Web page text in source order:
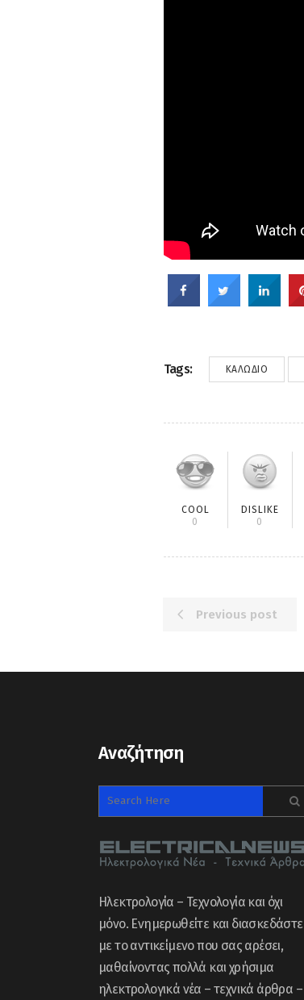
Tags: ΚΑΛΏΔΙΟ
COOL
0
DISLIKE
0
Previous post
Αναζήτηση
Ηλεκτρολογία – Τεχνολογία και όχι
μόνο. Ενημερωθείτε και διασκεδάστε
με το αντικείμενο που σας αρέσει,
μαθαίνοντας πολλά και χρήσιμα
ηλεκτρολογικά νέα – τεχνικά άρθρα –